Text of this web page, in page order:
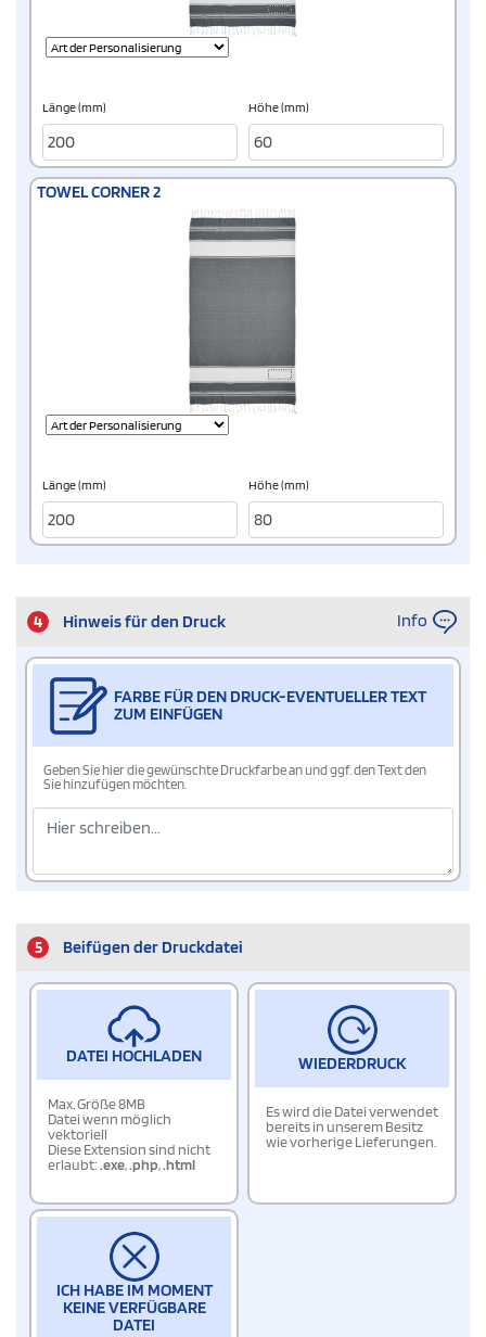
Länge (mm) Höhe (mm)
TOWEL CORNER 2
Länge (mm) Höhe (mm)
4 Hinweis für den Druck Info
FARBE FÜR DEN DRUCK-EVENTUELLER TEXT
ZUM EINFÜGEN
Geben Sie hier die gewünschte Druckfarbe an und ggf. den Text den
Sie hinzufügen möchten.
5 Beifügen der Druckdatei
DATEI HOCHLADEN
Max. Größe 8MB
Datei wenn möglich
vektoriell
Diese Extension sind nicht
erlaubt:.exe,.php,.html
WIEDERDRUCK
Es wird die Datei verwendet
bereits in unserem Besitz
wie vorherige Lieferungen.
ICH HABE IM MOMENT
KEINE VERFÜGBARE
DATEI